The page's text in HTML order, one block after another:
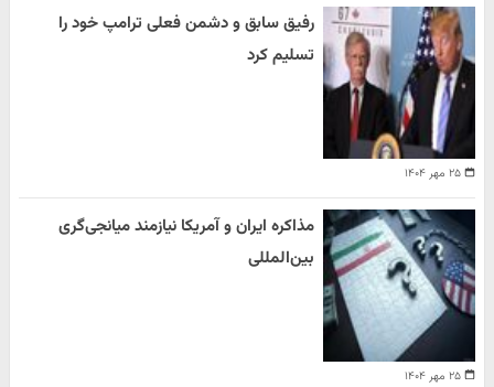
۲۵ مهر ۱۴۰۴
رفیق سابق و دشمن فعلی ترامپ خود را
تسلیم کرد
۲۵ مهر ۱۴۰۴
مذاکره ایران و آمریکا نیازمند میانجی‌گری
بین‌المللی